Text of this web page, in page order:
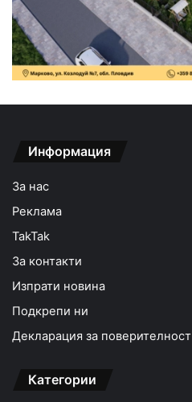
Информация
За нас
Реклама
TakTak
За контакти
Изпрати новина
Подкрепи ни
Декларация за поверителност
Категории